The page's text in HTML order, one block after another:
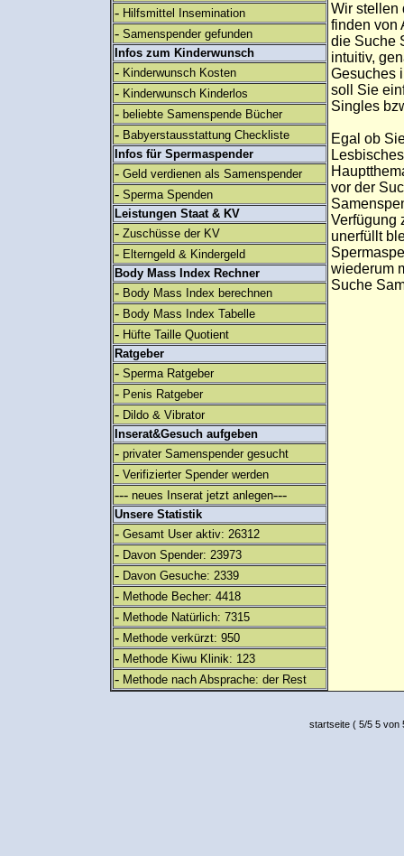
- Hilfsmittel Insemination
- Samenspender gefunden
Infos zum Kinderwunsch
- Kinderwunsch Kosten
- Kinderwunsch Kinderlos
- beliebte Samenspende Bücher
- Babyerstausstattung Checkliste
Infos für Spermaspender
- Geld verdienen als Samenspender
- Sperma Spenden
Leistungen Staat & KV
- Zuschüsse der KV
- Elterngeld & Kindergeld
Body Mass Index Rechner
- Body Mass Index berechnen
- Body Mass Index Tabelle
- Hüfte Taille Quotient
Ratgeber
- Sperma Ratgeber
- Penis Ratgeber
- Dildo & Vibrator
Inserat&Gesuch aufgeben
- privater Samenspender gesucht
- Verifizierter Spender werden
--- neues Inserat jetzt anlegen---
Unsere Statistik
- Gesamt User aktiv: 26312
- Davon Spender: 23973
- Davon Gesuche: 2339
- Methode Becher: 4418
- Methode Natürlich: 7315
- Methode verkürzt: 950
- Methode Kiwu Klinik: 123
- Methode nach Absprache: der Rest
Wir stellen
finden von
die Suche
intuitiv,
Gesuches
soll Sie
Singles
Egal ob
vor der
Verfügung
unerfüllt
wiederum
Suche
startseite( 5/5 5 von